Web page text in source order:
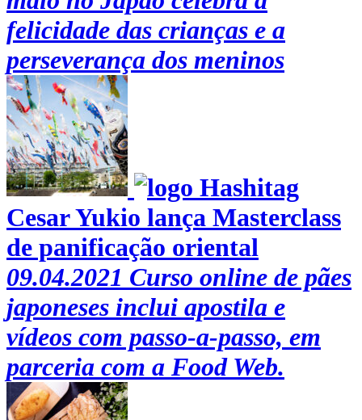
felicidade das crianças e a
perseverança dos meninos
Cesar Yukio lança Masterclass
de panificação oriental
09.04.2021 Curso online de pães
japoneses inclui apostila e
vídeos com passo-a-passo, em
parceria com a Food Web.